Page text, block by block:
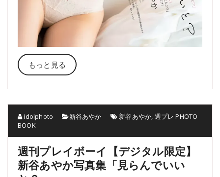
もっと見る
idolphoto 新谷あやか 新谷あやか, 週プレ PHOTO
BOOK
週刊プレイボーイ【デジタル限定】
新谷あやか写真集「見らんでいい